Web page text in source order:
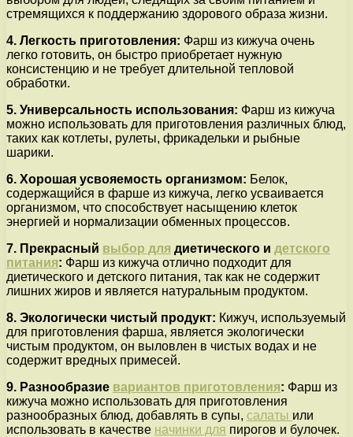
стремящихся к поддержанию здорового образа жизни.
4. Легкость приготовления: Фарш из кижуча очень
легко готовить, он быстро приобретает нужную
консистенцию и не требует длительной тепловой
обработки.
5. Универсальность использования: Фарш из кижуча
можно использовать для приготовления различных блюд,
таких как котлеты, рулеты, фрикадельки и рыбные
шарики.
6. Хорошая усвояемость организмом: Белок,
содержащийся в фарше из кижуча, легко усваивается
организмом, что способствует насыщению клеток
энергией и нормализации обменных процессов.
7. Прекрасный выбор для диетического и детского
питания: Фарш из кижуча отлично подходит для
диетического и детского питания, так как не содержит
лишних жиров и является натуральным продуктом.
8. Экологически чистый продукт: Кижуч, используемый
для приготовления фарша, является экологически
чистым продуктом, он выловлен в чистых водах и не
содержит вредных примесей.
9. Разнообразие вариантов приготовления: Фарш из
кижуча можно использовать для приготовления
разнообразных блюд, добавлять в супы, салаты или
использовать в качестве начинки для пирогов и булочек.